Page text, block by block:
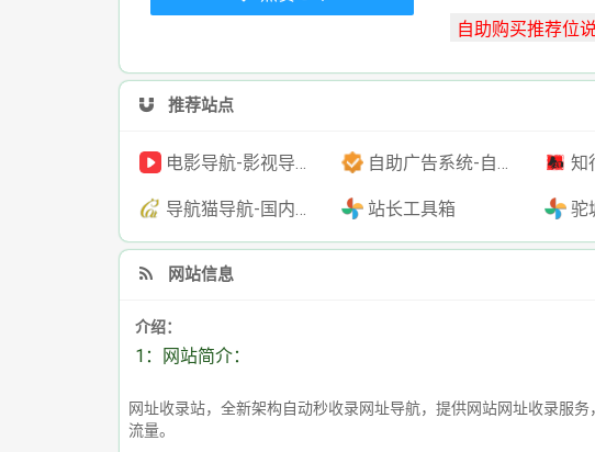
推荐站点
电影导航-影视导航-电影搜索-影视搜索-电影站收录 自助广告系统-自助广告源码-自助投放广告插件 知行阁轻创
导航猫导航-国内专业的技术资源网分类平台 站长工具箱 驼
网站信息
介绍：
1：网站简介：
网址收录站，全新架构自动秒收录网址导航，提供网站网址收录服
流量。